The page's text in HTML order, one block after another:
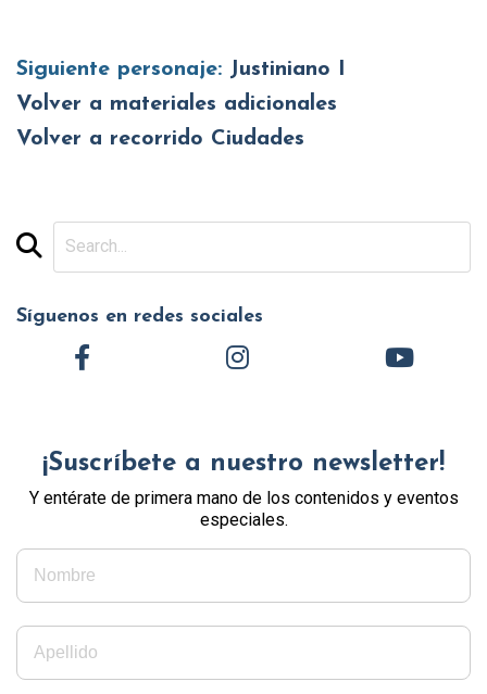
Siguiente personaje: Justiniano I
Volver a materiales adicionales
Volver a recorrido Ciudades
Síguenos en redes sociales
¡Suscríbete a nuestro newsletter!
Y entérate de primera mano de los contenidos y eventos
especiales.